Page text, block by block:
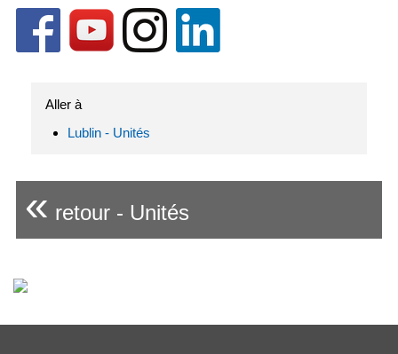
Aller à
Lublin - Unités
« retour - Unités